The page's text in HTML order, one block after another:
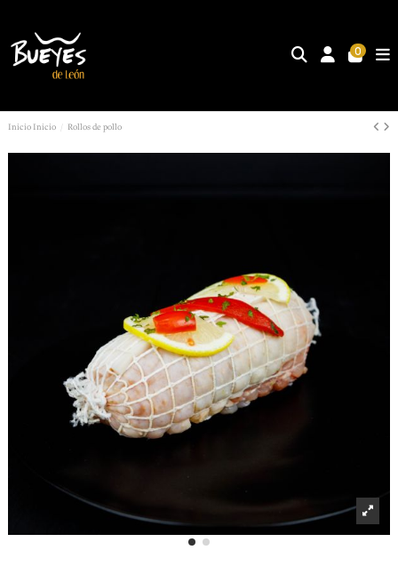
0
Inicio Inicio Rollos de pollo